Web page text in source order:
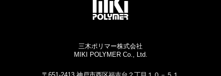
三木ポリマー株式会社
MIKI POLYMER Co., Ltd.